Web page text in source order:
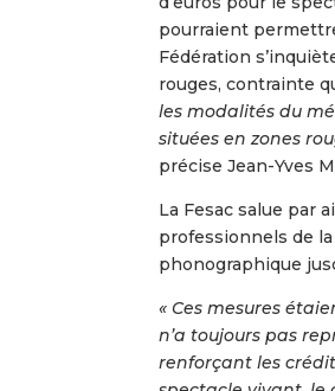
pourraient
Fédération
rouges, contrainte
les modalités du
situées en zones
précise Jean-Yves
La Fesac salue par
professionnels de
phonographique
« Ces mesures
n’a toujours pas
renforçant les